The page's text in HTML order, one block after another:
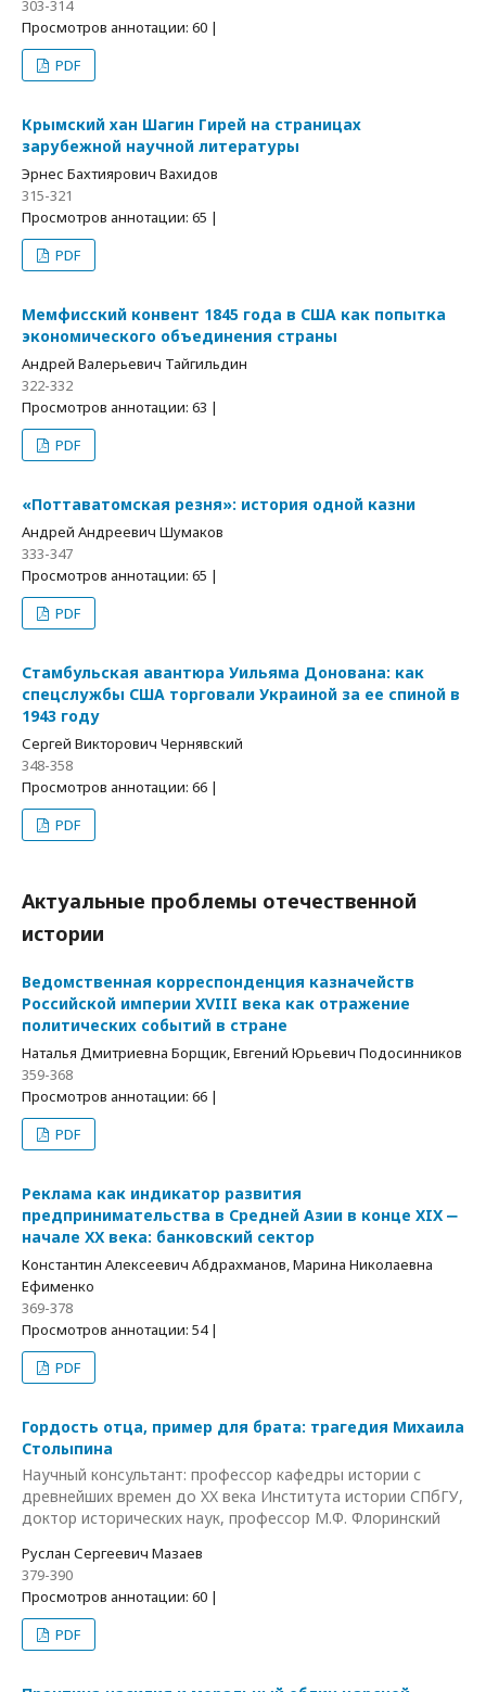
303-314
Просмотров аннотации: 60 |
PDF
Крымский хан Шагин Гирей на страницах
зарубежной научной литературы
Эрнес Бахтиярович Вахидов
315-321
Просмотров аннотации: 65 |
PDF
Мемфисский конвент 1845 года в США как попытка
экономического объединения страны
Андрей Валерьевич Тайгильдин
322-332
Просмотров аннотации: 63 |
PDF
«Поттаватомская резня»: история одной казни
Андрей Андреевич Шумаков
333-347
Просмотров аннотации: 65 |
PDF
Стамбульская авантюра Уильяма Донована: как
спецслужбы США торговали Украиной за ее спиной в
1943 году
Сергей Викторович Чернявский
348-358
Просмотров аннотации: 66 |
PDF
Актуальные проблемы отечественной
истории
Ведомственная корреспонденция казначейств
Российской империи XVIII века как отражение
политических событий в стране
Наталья Дмитриевна Борщик, Евгений Юрьевич Подосинников
359-368
Просмотров аннотации: 66 |
PDF
Реклама как индикатор развития
предпринимательства в Средней Азии в конце XIX ‒
начале ХХ века: банковский сектор
Константин Алексеевич Абдрахманов, Марина Николаевна
Ефименко
369-378
Просмотров аннотации: 54 |
PDF
Гордость отца, пример для брата: трагедия Михаила
Столыпина
Научный консультант: профессор кафедры истории с
древнейших времен до XX века Института истории СПбГУ,
доктор исторических наук, профессор М.Ф. Флоринский
Руслан Сергеевич Мазаев
379-390
Просмотров аннотации: 60 |
PDF